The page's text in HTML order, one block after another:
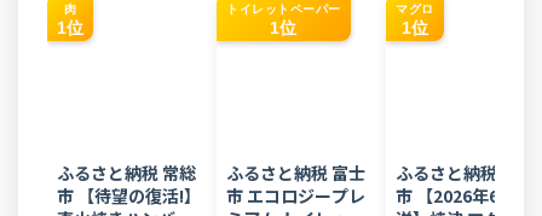
肉
1位
ふるさと納税 常総
市 【待望の復活!】
トイレットペーパー
1位
ふるさと納税 富士
市 エコロジープレ
マグロ
1位
ふるさと納税 焼津
市 【2026年6月発